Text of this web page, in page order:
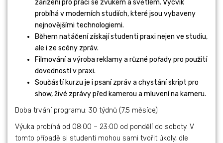
zařízení pro práci se zvukem a světlem. Výcvik
probíhá v moderních studiích, které jsou vybaveny
nejnovějšími technologiemi.
Během natáčení získají studenti praxi nejen ve studiu,
ale i ze scény zpráv.
Filmování a výroba reklamy a různé pořady pro použití
dovedností v praxi.
Součástí kurzu je i psaní zpráv a chystání skript pro
show, živé zprávy před kamerou a mluvení na kameru.
Doba trvání programu: 30 týdnů (7,5 měsíce)
Výuka probíhá od 08:00 – 23:00 od pondělí do soboty. V
tomto případě si studenti mohou sami tvořit úkoly, dle